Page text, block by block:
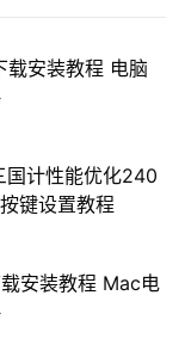
载安装教程 电脑
国计性能优化240
键设置教程
安装教程 Mac电